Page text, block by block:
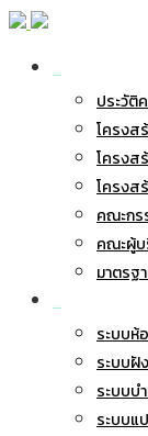
ประวัติ
โครงส
โครงส
โครงส
คณะกร
คณะผู้บ
มาตรฐ
ระบบห้
ระบบฝั
ระบบบ
ระบบแ